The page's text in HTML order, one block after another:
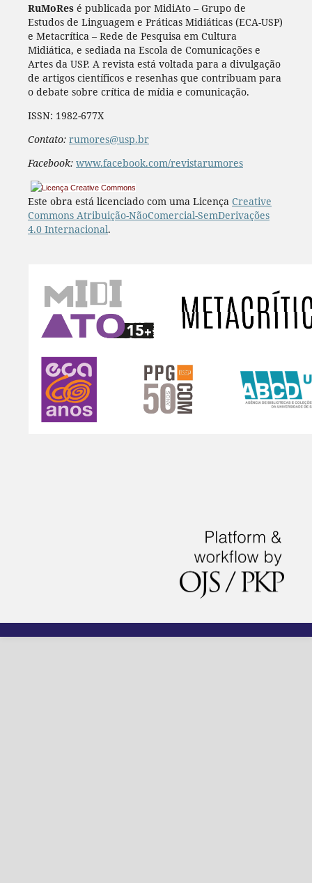
RuMoResé publicada por MidiAto – Grupo de
Estudos de Linguagem e Práticas Midiáticas (ECA-USP)
e Metacrítica – Rede de Pesquisa em Cultura
Midiática, e sediada na Escola de Comunicações e
Artes da USP. A revista está voltada para a divulgação
de artigos científicos e resenhas que contribuam para
o debate sobre crítica de mídia e comunicação.
ISSN: 1982-677X
Contato: rumores@usp.br
Facebook: www.facebook.com/revistarumores
Este obra está licenciado com uma Licença Creative
Commons Atribuição-NãoComercial-SemDerivações
4.0 Internacional.